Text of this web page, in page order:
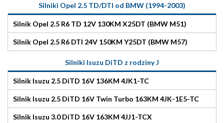
Silniki Opel 2.5 TD/DTI od BMW (1994-2003)
Silnik Opel 2.5 R6 TD 12V 130KM X25DT (BMW M51)
Silnik Opel 2.5 R6 DTI 24V 150KM Y25DT (BMW M57)
Silniki Isuzu DiTD z rodziny J
Silnik Isuzu 2.5 DiTD 16V 136KM 4JK1-TC
Silnik Isuzu 2.5 DiTD 16V Twin Turbo 163KM 4JK-1E5-TC
Silnik Isuzu 3.0 DiTD 16V 163KM 4JJ1-TCX